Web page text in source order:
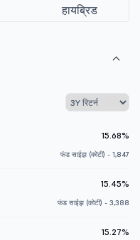
हायब्रिड
15.68%
फंड साईझ (कोटी) - 1,847
15.45%
फंड साईझ (कोटी) - 3,388
15.27%